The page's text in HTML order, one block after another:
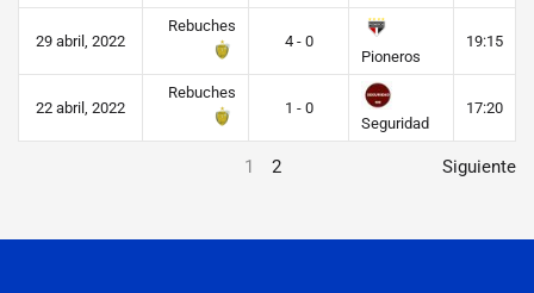
29 abril, 2022
Rebuches
4 - 0
Pioneros
19:15
22 abril, 2022
Rebuches
1 - 0
Seguridad
17:20
1 2 Siguiente